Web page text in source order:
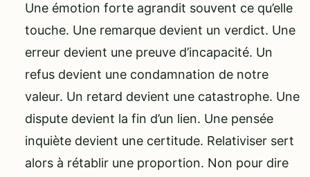
Une émotion forte agrandit souvent ce qu’elle
touche. Une remarque devient un verdict. Une
erreur devient une preuve d’incapacité. Un
refus devient une condamnation de notre
valeur. Un retard devient une catastrophe. Une
dispute devient la fin d’un lien. Une pensée
inquiète devient une certitude. Relativiser sert
alors à rétablir une proportion. Non pour dire